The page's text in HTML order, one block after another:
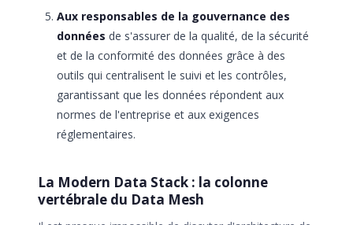
Aux responsables de la gouvernance des
données de s'assurer de la qualité, de la sécurité
et de la conformité des données grâce à des
outils qui centralisent le suivi et les contrôles,
garantissant que les données répondent aux
normes de l'entreprise et aux exigences
réglementaires.
La Modern Data Stack : la colonne
vertébrale du Data Mesh